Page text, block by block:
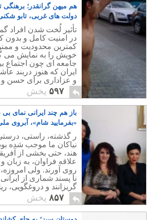
هم میهن گرانقدر؛ برهنگی
دولت های غربی، تابو
تأثیر لُخت شدن افراد
در امنیت کامل و بدون
کمترین محدودیت و
خویش را به نمایش می
جامعه ای چون اجتماع
ایران که هنوز دربند
و عزاداری برای حسن
است، توانایی هضم این
۵۹۷ پخش
باز هم چند ایرانی نمای
«بفرمایید شام»، آبروی
گرفتند
۴۹
ر گذشته، راستی،
نیاکان ما موجب شده
هند، حتی بخشی از
علاقه فراوان، به
روی آورند. ولی
نا پسند شماری از
گریزانند و دروغگویی،
دورویی ملاک تشخیص
۸۵۷ پخش